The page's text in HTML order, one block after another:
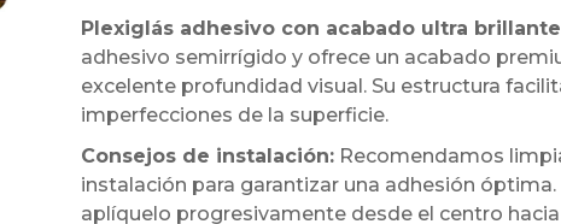
Plexiglás adhesivo con acabado ultra
adhesivo semirrígido y ofrece un acabado
excelente profundidad visual. Su estructura
imperfecciones de la superficie.
Consejos de instalación:Recomendamos
instalación para garantizar una adhesión
aplíquelo progresivamente desde el centro